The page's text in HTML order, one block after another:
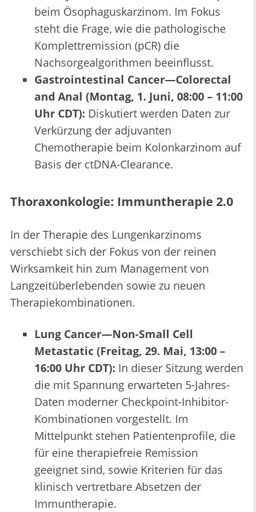
beim Ösophaguskarzinom. Im Fokus
steht die Frage, wie die pathologische
Komplettremission (pCR) die
Nachsorgealgorithmen beeinflusst.
Gastrointestinal Cancer—Colorectal
and Anal (Montag, 1. Juni, 08:00 – 11:00
Uhr CDT): Diskutiert werden Daten zur
Verkürzung der adjuvanten
Chemotherapie beim Kolonkarzinom auf
Basis der ctDNA-Clearance.
Thoraxonkologie: Immuntherapie 2.0
In der Therapie des Lungenkarzinoms
verschiebt sich der Fokus von der reinen
Wirksamkeit hin zum Management von
Langzeitüberlebenden sowie zu neuen
Therapiekombinationen.
Lung Cancer—Non-Small Cell
Metastatic (Freitag, 29. Mai, 13:00 –
16:00 Uhr CDT): In dieser Sitzung werden
die mit Spannung erwarteten 5-Jahres-
Daten moderner Checkpoint-Inhibitor-
Kombinationen vorgestellt. Im
Mittelpunkt stehen Patientenprofile, die
für eine therapiefreie Remission
geeignet sind, sowie Kriterien für das
klinisch vertretbare Absetzen der
Immuntherapie.